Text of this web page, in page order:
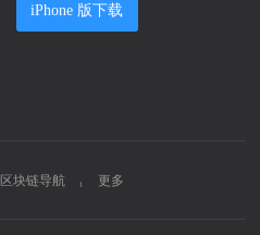
iPhone 版下载
区块链导航 更多